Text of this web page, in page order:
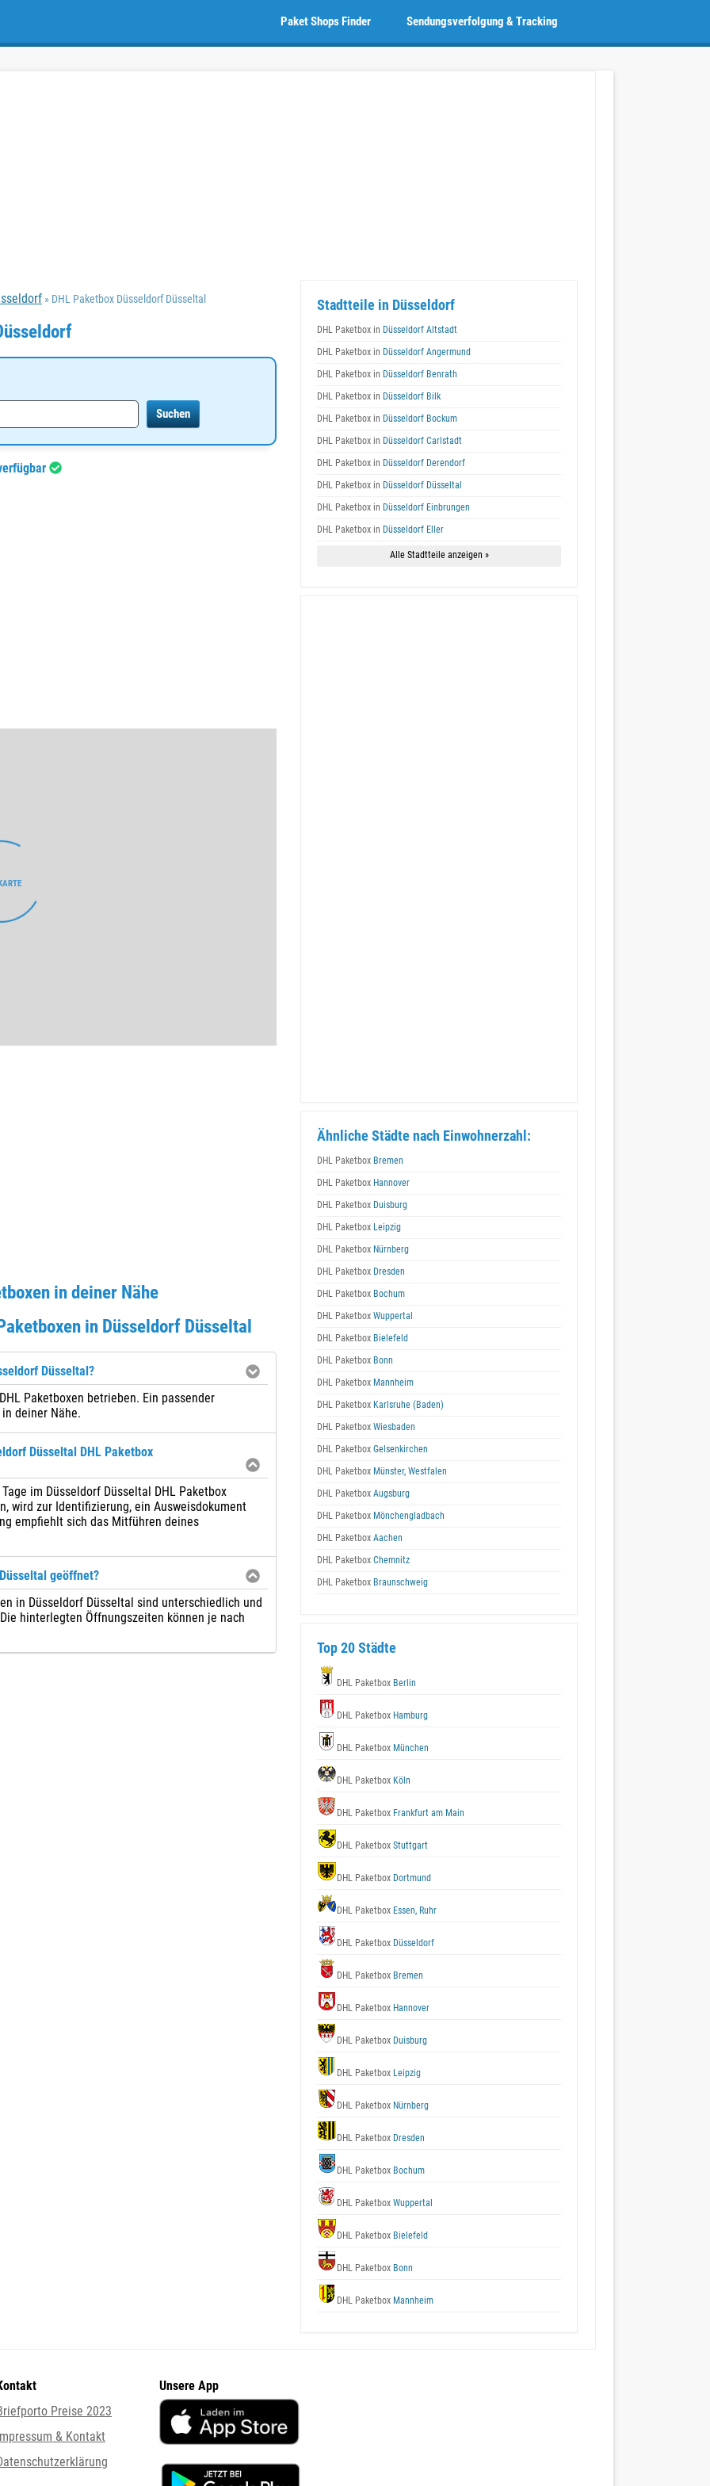
Sendungsverfolgung & Tracking
Paket Shops Finder
» DHL Paketbox Düsseldorf Düsseltal
in deiner Nähe
in Düsseldorf Düsseltal
Düsseltal?
Paketboxen betrieben. Ein passender
deiner Nähe.
Düsseltal DHL Paketbox
im Düsseldorf Düsseltal DHL Paketbox
wird zur Identifizierung, ein Ausweisdokument
empfiehlt sich das Mitführen deines
geöffnet?
in Düsseldorf Düsseltal sind unterschiedlich und
hinterlegten Öffnungszeiten können je nach
Stadtteile in Düsseldorf
DHL Paketbox in Düsseldorf Altstadt
DHL Paketbox in Düsseldorf Angermund
DHL Paketbox in Düsseldorf Benrath
DHL Paketbox in Düsseldorf Bilk
DHL Paketbox in Düsseldorf Bockum
DHL Paketbox in Düsseldorf Carlstadt
DHL Paketbox in Düsseldorf Derendorf
DHL Paketbox in Düsseldorf Düsseltal
DHL Paketbox in Düsseldorf Einbrungen
DHL Paketbox in Düsseldorf Eller
Alle Stadtteile anzeigen »
Ähnliche Städte nach Einwohnerzahl:
DHL Paketbox Bremen
DHL Paketbox Hannover
DHL Paketbox Duisburg
DHL Paketbox Leipzig
DHL Paketbox Nürnberg
DHL Paketbox Dresden
DHL Paketbox Bochum
DHL Paketbox Wuppertal
DHL Paketbox Bielefeld
DHL Paketbox Bonn
DHL Paketbox Mannheim
DHL Paketbox Karlsruhe (Baden)
DHL Paketbox Wiesbaden
DHL Paketbox Gelsenkirchen
DHL Paketbox Münster, Westfalen
DHL Paketbox Augsburg
DHL Paketbox Mönchengladbach
DHL Paketbox Aachen
DHL Paketbox Chemnitz
DHL Paketbox Braunschweig
Top 20 Städte
DHL Paketbox Berlin
DHL Paketbox Hamburg
DHL Paketbox München
DHL Paketbox Köln
DHL Paketbox Frankfurt am Main
DHL Paketbox Stuttgart
DHL Paketbox Dortmund
DHL Paketbox Essen, Ruhr
DHL Paketbox Düsseldorf
DHL Paketbox Bremen
DHL Paketbox Hannover
DHL Paketbox Duisburg
DHL Paketbox Leipzig
DHL Paketbox Nürnberg
DHL Paketbox Dresden
DHL Paketbox Bochum
DHL Paketbox Wuppertal
DHL Paketbox Bielefeld
DHL Paketbox Bonn
DHL Paketbox Mannheim
Preise 2023
& Kontakt
Unsere App